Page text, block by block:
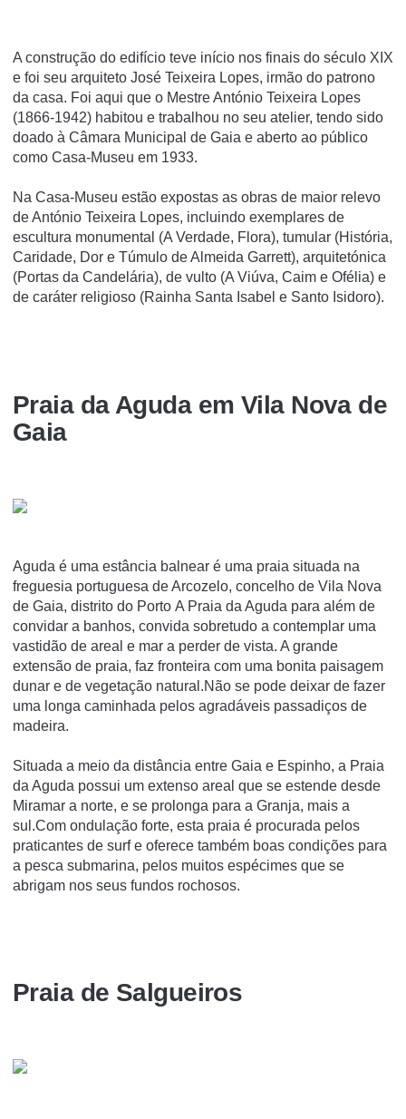
A construção do edifício teve início nos finais do século XIX
e foi seu arquiteto José Teixeira Lopes, irmão do patrono
da casa. Foi aqui que o Mestre António Teixeira Lopes
(1866-1942) habitou e trabalhou no seu atelier, tendo sido
doado à Câmara Municipal de Gaia e aberto ao público
como Casa-Museu em 1933.
Na Casa-Museu estão expostas as obras de maior relevo
de António Teixeira Lopes, incluindo exemplares de
escultura monumental (A Verdade, Flora), tumular (História,
Caridade, Dor e Túmulo de Almeida Garrett), arquitetónica
(Portas da Candelária), de vulto (A Viúva, Caim e Ofélia) e
de caráter religioso (Rainha Santa Isabel e Santo Isidoro).
Praia da Aguda em Vila Nova de
Gaia
Aguda é uma estância balnear é uma praia situada na
freguesia portuguesa de Arcozelo, concelho de Vila Nova
de Gaia, distrito do Porto A Praia da Aguda para além de
convidar a banhos, convida sobretudo a contemplar uma
vastidão de areal e mar a perder de vista. A grande
extensão de praia, faz fronteira com uma bonita paisagem
dunar e de vegetação natural.Não se pode deixar de fazer
uma longa caminhada pelos agradáveis passadiços de
madeira.
Situada a meio da distância entre Gaia e Espinho, a Praia
da Aguda possui um extenso areal que se estende desde
Miramar a norte, e se prolonga para a Granja, mais a
sul.Com ondulação forte, esta praia é procurada pelos
praticantes de surf e oferece também boas condições para
a pesca submarina, pelos muitos espécimes que se
abrigam nos seus fundos rochosos.
Praia de Salgueiros